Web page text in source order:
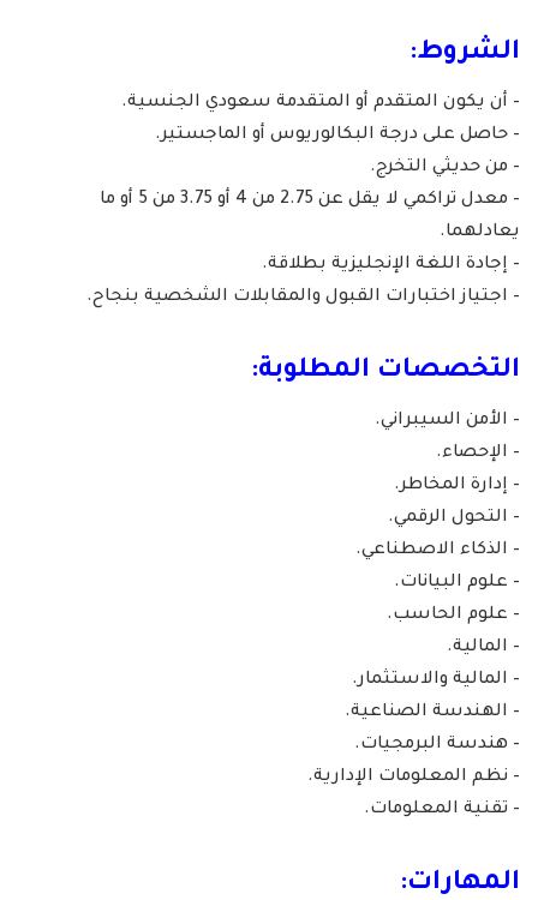
الشروط:
– أن يكون المتقدم أو المتقدمة سعودي الجنسية.
– حاصل على درجة البكالوريوس أو الماجستير.
– من حديثي التخرج.
– معدل تراكمي لا يقل عن 2.75 من 4 أو 3.75 من 5 أو ما
يعادلهما.
– إجادة اللغة الإنجليزية بطلاقة.
– اجتياز اختبارات القبول والمقابلات الشخصية بنجاح.
التخصصات المطلوبة:
– الأمن السيبراني.
– الإحصاء.
– إدارة المخاطر.
– التحول الرقمي.
– الذكاء الاصطناعي.
– علوم البيانات.
– علوم الحاسب.
– المالية.
– المالية والاستثمار.
– الهندسة الصناعية.
– هندسة البرمجيات.
– نظم المعلومات الإدارية.
– تقنية المعلومات.
المهارات: